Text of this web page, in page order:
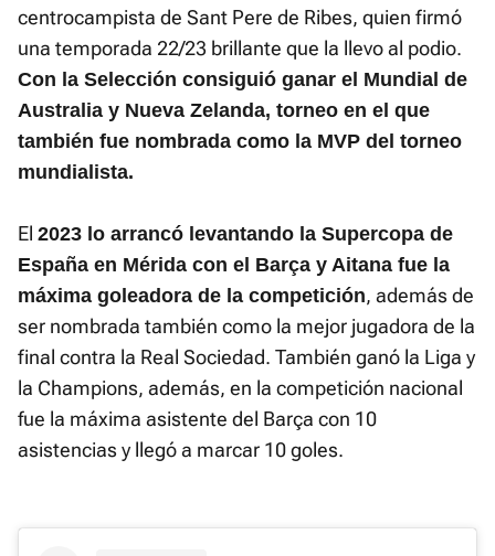
centrocampista de Sant Pere de Ribes, quien firmó
una temporada 22/23 brillante que la llevo al podio.
Con la Selección consiguió ganar el Mundial de
Australia y Nueva Zelanda, torneo en el que
también fue nombrada como la MVP del torneo
mundialista.
El 2023 lo arrancó levantando la Supercopa de
España en Mérida con el Barça y Aitana fue la
máxima goleadora de la competición, además de
ser nombrada también como la mejor jugadora de la
final contra la Real Sociedad. También ganó la Liga y
la Champions, además, en la competición nacional
fue la máxima asistente del Barça con 10
asistencias y llegó a marcar 10 goles.